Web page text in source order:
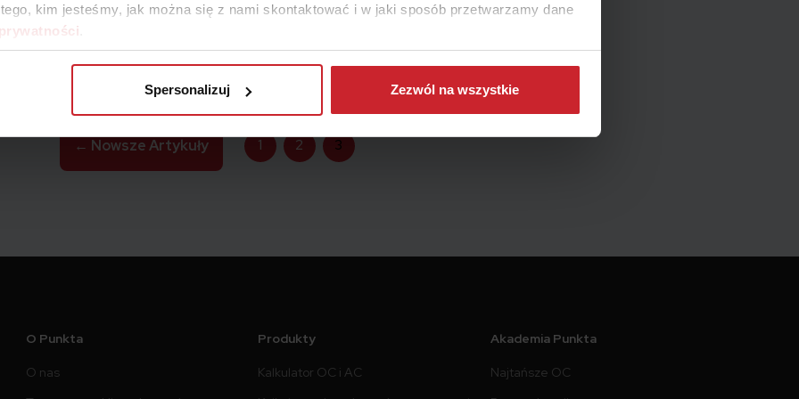
kim jesteśmy, jak można się z nami skontaktować i w jaki sposób przetwarzamy dane
Spersonalizuj Zezwól na wszystkie
samochodu.
Czytaj więcej
← NowszeArtykuły 1 2 3
O Punkta
O nas
Produkty
Kalkulator OC i AC
Akademia Punkta
Najtańsze OC